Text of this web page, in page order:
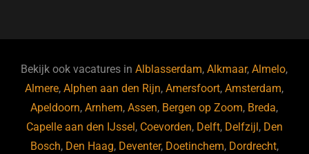
b
o
o
k
ky dI
n
Bekijk ook vacatures inAlblasserdam,Alkmaar,Almelo,
Almere,Alphen aan den Rijn,Amersfoort,Amsterdam,
Apeldoorn,Arnhem,Assen, Bergen op Zoom, Breda,
Capelle aan den IJssel , Coevorden, Delft, Delfzijl , Den
Bosch, Den Haag, Deventer, Doetinchem, Dordrecht,